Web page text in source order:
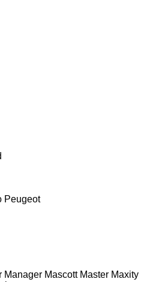
Peugeot
Manager Mascott Master Maxity